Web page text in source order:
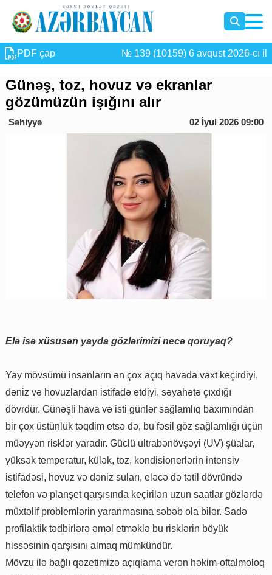
PDF çap № 139 (10159) 6 avqust 2026-cı il
Günəş, toz, hovuz və ekranlar
gözümüzün işığını alır
Səhiyyə 02 İyul 2026 09:00
Elə isə xüsusən yayda gözlərimizi necə qoruyaq?
Yay mövsümü insanların ən çox açıq havada vaxt keçirdiyi,
dəniz və hovuzlardan istifadə etdiyi, səyahətə çıxdığı
dövrdür. Günəşli hava və isti günlər sağlamlıq baxımından
bir çox üstünlük təqdim etsə də, bu fəsil göz sağlamlığı üçün
müəyyən risklər yaradır. Güclü ultrabənövşəyi (UV) şüalar,
yüksək temperatur, külək, toz, kondisionerlərin intensiv
istifadəsi, hovuz və dəniz suları, eləcə də tətil dövründə
telefon və planşet qarşısında keçirilən uzun saatlar gözlərdə
müxtəlif problemlərin yaranmasına səbəb ola bilər. Sadə
profilaktik tədbirlərə əməl etməklə bu risklərin böyük
hissəsinin qarşısını almaq mümkündür.
Mövzu ilə bağlı qəzetimizə açıqlama verən həkim-oftalmoloq